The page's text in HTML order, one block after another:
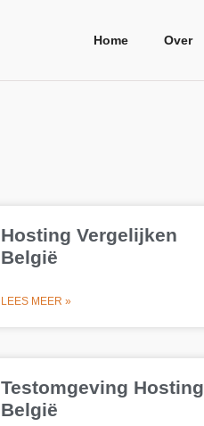
Home Over
Hosting Vergelijken
België
LEES MEER »
Testomgeving Hosting
België